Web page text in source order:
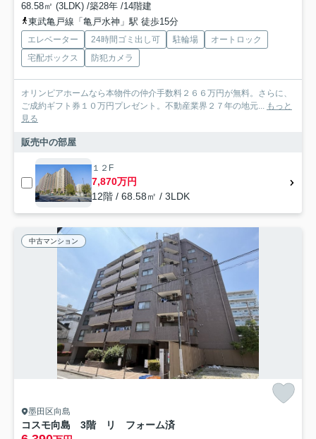
68.58㎡ (3LDK) /築28年 /14階建
東武亀戸線「亀戸水神」駅 徒歩15分
エレベーター 24時間ゴミ出し可 駐輪場
オートロック
宅配ボックス
防犯カメラ
オリンピアホームなら本物件の仲介手数料２６６万円が無料。さらに、
ご成約ギフト券１０万円プレゼント。不動産業界２７年の地元... もっと
見る
販売中の部屋
１２F
7,870万円
12階 / 68.58㎡ / 3LDK
中古マンション
墨田区向島
コスモ向島 3階 リ フォーム済